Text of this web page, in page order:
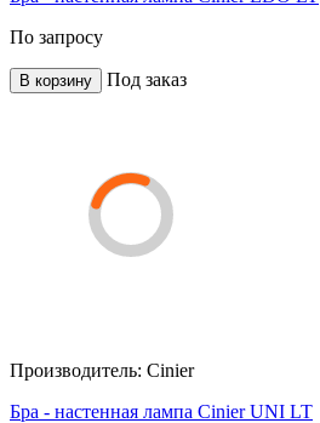
По запросу
В корзину Под заказ
Производитель: Cinier
Бра - настенная лампа Cinier UNI LT